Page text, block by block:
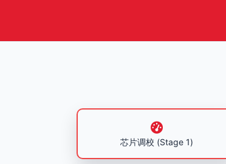
芯片调校 (Stage 1)